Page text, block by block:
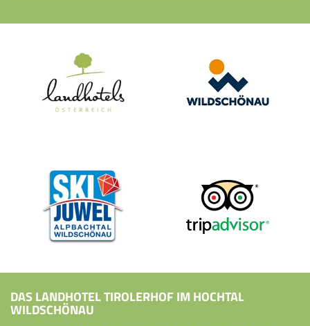
DAS LANDHOTEL TIROLERHOF IM HOCHTAL
WILDSCHÖNAU